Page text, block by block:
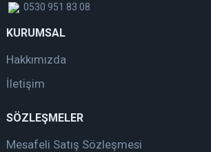
0530 951 83 08
KURUMSAL
Hakkımızda
İletişim
SÖZLEŞMELER
Mesafeli Satış Sözleşmesi